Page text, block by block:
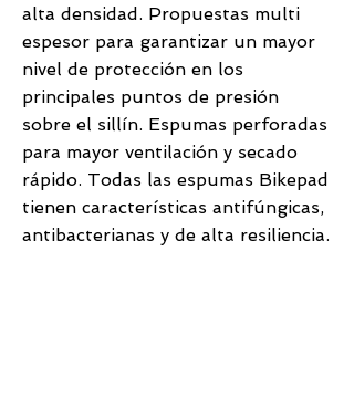
alta densidad. Propuestas multi
espesor para garantizar un mayor
nivel de protección en los
principales puntos de presión
sobre el sillín. Espumas perforadas
para mayor ventilación y secado
rápido. Todas las espumas Bikepad
tienen características antifúngicas,
antibacterianas y de alta resiliencia.